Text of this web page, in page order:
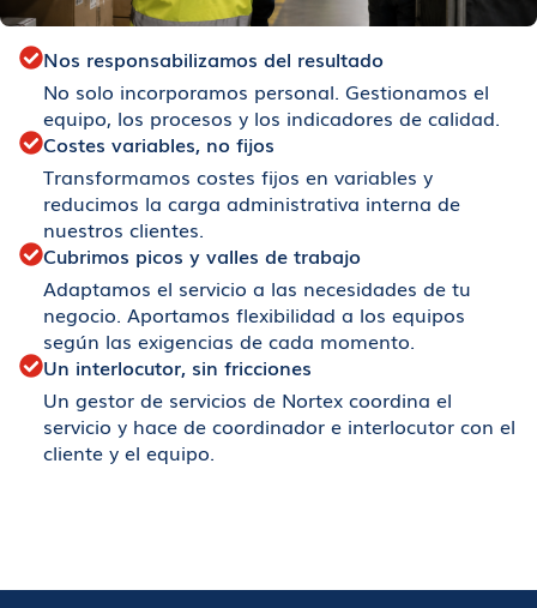
Nos responsabilizamos del resultado
No solo incorporamos personal. Gestionamos el
equipo, los procesos y los indicadores de calidad.
Costes variables, no fijos
Transformamos costes fijos en variables y
reducimos la carga administrativa interna de
nuestros clientes.
Cubrimos picos y valles de trabajo
Adaptamos el servicio a las necesidades de tu
negocio. Aportamos flexibilidad a los equipos
según las exigencias de cada momento.
Un interlocutor, sin fricciones
Un gestor de servicios de Nortex coordina el
servicio y hace de coordinador e interlocutor con el
cliente y el equipo.